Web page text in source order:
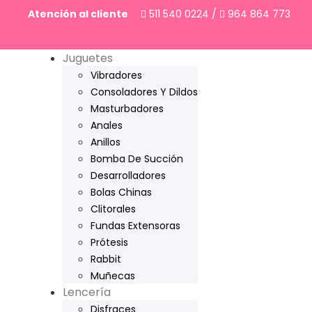
Atención al cliente 511 540 0224 / 964 864 773
Juguetes
Vibradores
Consoladores Y Dildos
Masturbadores
Anales
Anillos
Bomba De Succión
Desarrolladores
Bolas Chinas
Clitorales
Fundas Extensoras
Prótesis
Rabbit
Muñecas
Lencería
Disfraces